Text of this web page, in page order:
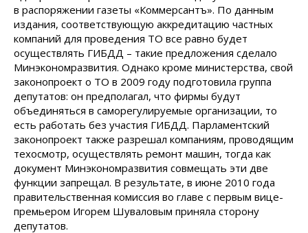
в распоряжении газеты «Коммерсантъ». По данным
издания, соответствующую аккредитацию частных
компаний для проведения ТО все равно будет
осуществлять ГИБДД – такие предложения сделало
Минэкономразвития. Однако кроме министерства, свой
законопроект о ТО в 2009 году подготовила группа
депутатов: он предполагал, что фирмы будут
объединяться в саморегулируемые организации, то
есть работать без участия ГИБДД. Парламентский
законопроект также разрешал компаниям, проводящим
техосмотр, осуществлять ремонт машин, тогда как
документ Минэкономразвития совмещать эти две
функции запрещал. В результате, в июне 2010 года
правительственная комиссия во главе с первым вице-
премьером Игорем Шуваловым приняла сторону
депутатов.